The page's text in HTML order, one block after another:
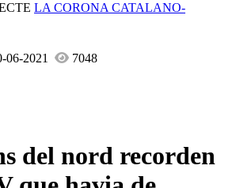
LA CORONA CATALANO-
06-2021
7048
del nord recorden